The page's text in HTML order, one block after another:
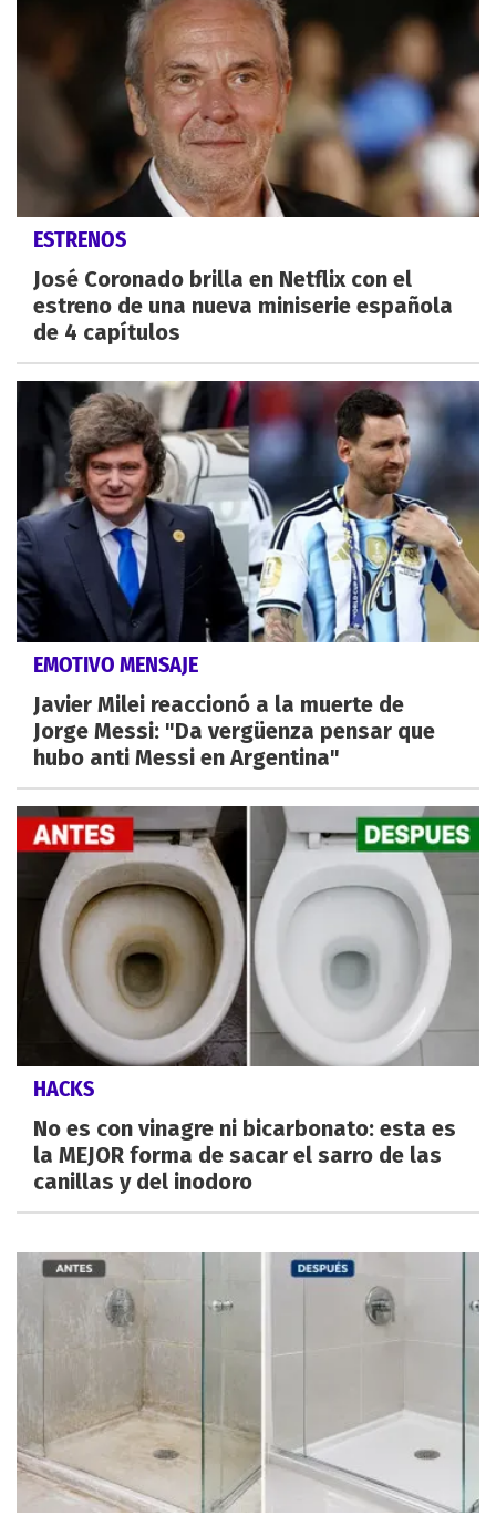
ESTRENOS
José Coronado brilla en Netflix con el
estreno de una nueva miniserie española
de 4 capítulos
EMOTIVO MENSAJE
Javier Milei reaccionó a la muerte de
Jorge Messi: "Da vergüenza pensar que
hubo anti Messi en Argentina"
HACKS
No es con vinagre ni bicarbonato: esta es
la MEJOR forma de sacar el sarro de las
canillas y del inodoro